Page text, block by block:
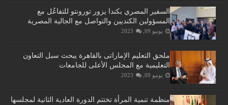
السفير المصري بكندا يزور تورونتو للتفاعُل مع
المسؤولين الكنديين والتواصل مع الجالية المصرية
يونيو 09, 2023
ملحق التعليم الإماراتى بالقاهرة يبحث سبل التعاون
التعليمية مع المجلس الأعلى للجامعات
يونيو 09, 2023
منظمة تنمية المرأة تختتم الدورة العادية الثانية لمجلسها